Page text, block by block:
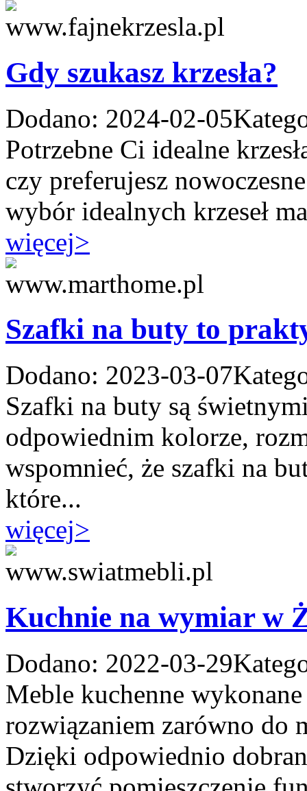
Gdy szukasz krzesła?
Dodano: 2024-02-05
Potrzebne Ci idealne
czy preferujesz
wybór idealnych krzeseł
więcej>
Szafki na buty to
Dodano: 2023-03-07
Szafki na buty są
odpowiednim kolorze,
wspomnieć, że szafki na
które...
więcej>
Kuchnie na wymiar w
Dodano: 2022-03-29
Meble kuchenne
rozwiązaniem zarówno do
Dzięki odpowiednio